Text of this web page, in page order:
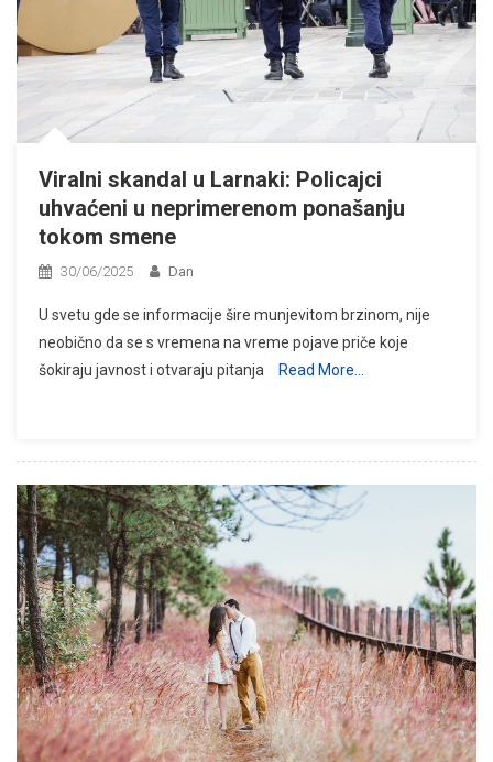
Viralni skandal u Larnaki: Policajci
uhvaćeni u neprimerenom ponašanju
tokom smene
30/06/2025 Dan
U svetu gde se informacije šire munjevitom brzinom, nije
neobično da se s vremena na vreme pojave priče koje
šokiraju javnost i otvaraju pitanja
Read More…